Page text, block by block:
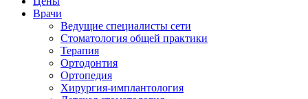
Врачи
Ведущие специалисты сети
Стоматология общей практики
Терапия
Ортодонтия
Ортопедия
Хирургия-имплантология